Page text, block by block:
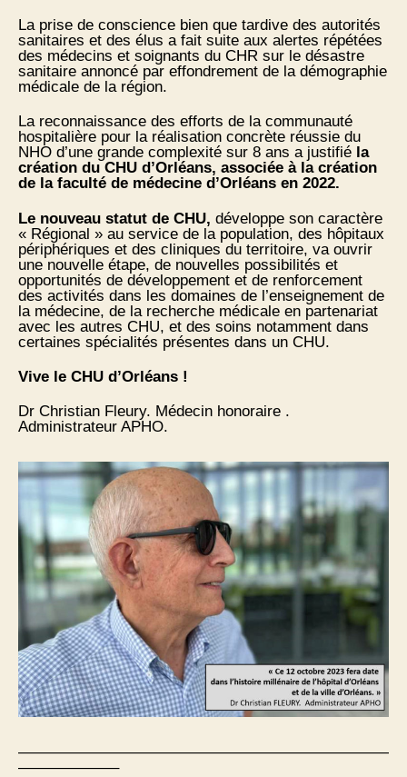
La prise de conscience bien que tardive des autorités
sanitaires et des élus a fait suite aux alertes répétées
des médecins et soignants du CHR sur le désastre
sanitaire annoncé par effondrement de la démographie
médicale de la région.
La reconnaissance des efforts de la communauté
hospitalière pour la réalisation concrète réussie du
NHO d’une grande complexité sur 8 ans a justifié la
création du CHU d’Orléans, associée à la création
de la faculté de médecine d’Orléans en 2022.
Le nouveau statut de CHU, développe son caractère
« Régional » au service de la population, des hôpitaux
périphériques et des cliniques du territoire, va ouvrir
une nouvelle étape, de nouvelles possibilités et
opportunités de développement et de renforcement
des activités dans les domaines de l’enseignement de
la médecine, de la recherche médicale en partenariat
avec les autres CHU, et des soins notamment dans
certaines spécialités présentes dans un CHU.
Vive le CHU d’Orléans !
Dr Christian Fleury. Médecin honoraire .
Administrateur APHO.
————————————————————————
——————–